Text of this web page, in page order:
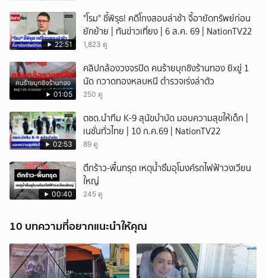
22:51
"โรม" ชี้พิรุธ! คดีโกงสอบล่าช้า จี้อายัดทรัพย์ก่อน
ยักย้าย | ทันข่าวเที่ยง | 6 ส.ค. 69 | NationTV22
1,823 ดู
01:05
คลิปกล้องวงจรปิด คนร้ายบุกชิงร้านทอง ยิxขู่ 1
นัด กวาดทองหลบหนี ตำรวจเร่งล่าตัว
250 ดู
02:53
ตชด.นำทีม K-9 สุนัขบำบัด มอบความสุขให้เด็ก |
เนชั่นทั่วไทย | 10 ก.ค.69 | NationTV22
89 ดู
00:40
ตึกร้าว-พื้นทรุด เหตุน้ำซึมอุโมงค์รถไฟฟ้าวงเวียน
ใหญ่
245 ดู
10 บทความที่อยากแนะนำให้คุณ